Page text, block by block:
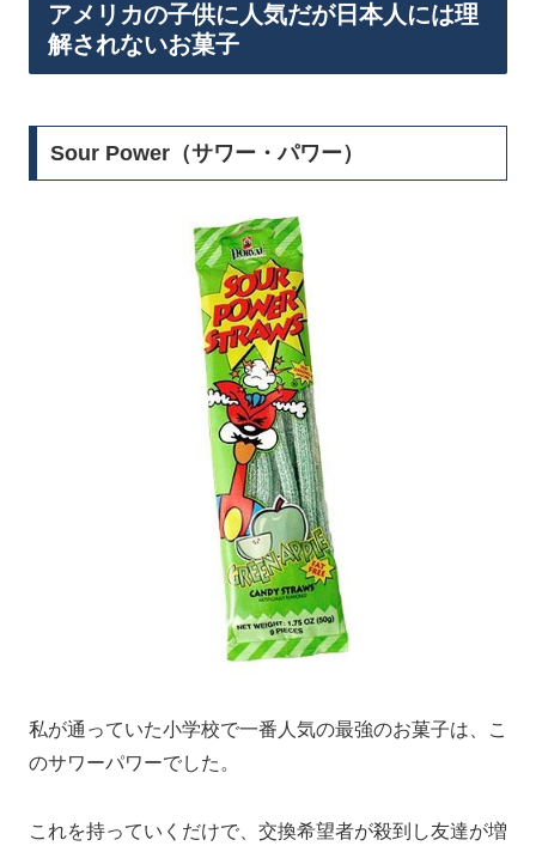
アメリカの子供に人気だが日本人には理
解されないお菓子
Sour Power（サワー・パワー）
私が通っていた小学校で一番人気の最強のお菓子は、こ
のサワーパワーでした。
これを持っていくだけで、交換希望者が殺到し友達が増